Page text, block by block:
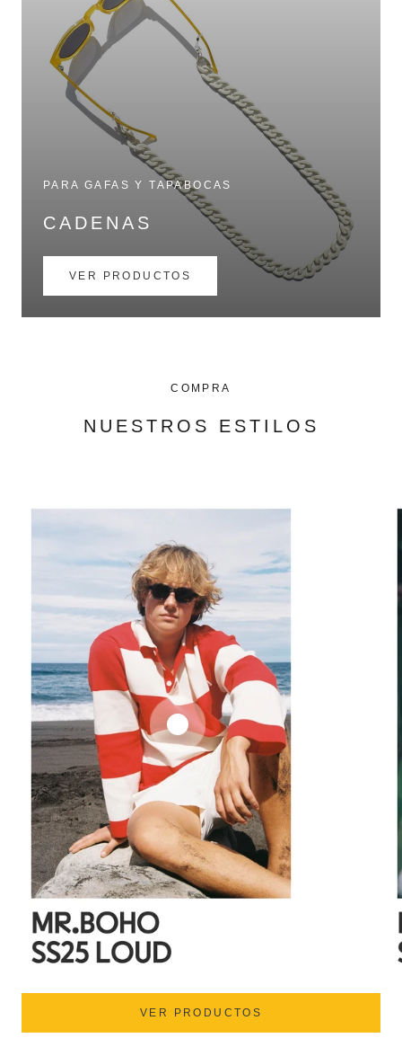
PARA GAFAS Y TAPABOCAS
CADENAS
VER PRODUCTOS
COMPRA
NUESTROS ESTILOS
VER PRODUCTOS